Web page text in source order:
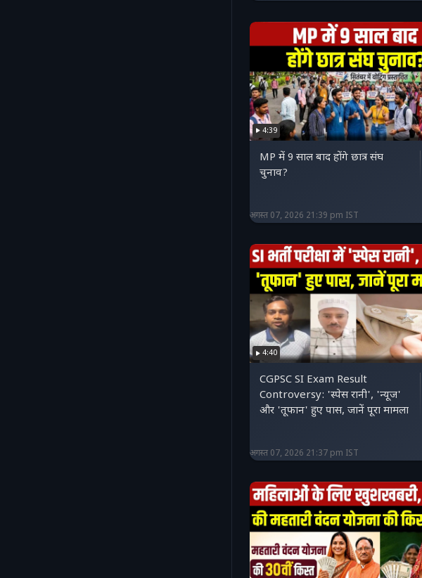
4:39
MP में 9 साल बाद होंगे छात्र संघ
चुनाव?
अगस्त 07, 2026 21:39 pm IST
4:40
CGPSC SI Exam Result
Controversy: 'स्पेस रानी', 'न्यूज'
और 'तूफान' हुए पास, जानें पूरा मामला
अगस्त 07, 2026 21:37 pm IST